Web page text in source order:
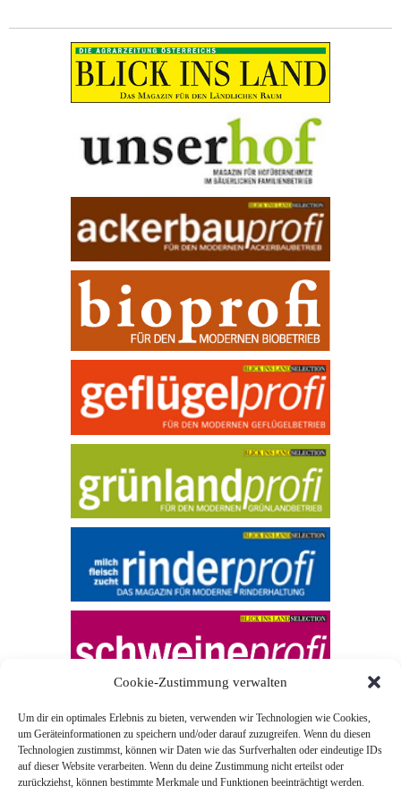
Cookie-Zustimmung verwalten
Um dir ein optimales Erlebnis zu bieten, verwenden wir Technologien wie Cookies,
um Geräteinformationen zu speichern und/oder darauf zuzugreifen. Wenn du diesen
Technologien zustimmst, können wir Daten wie das Surfverhalten oder eindeutige IDs
auf dieser Website verarbeiten. Wenn du deine Zustimmung nicht erteilst oder
zurückziehst, können bestimmte Merkmale und Funktionen beeinträchtigt werden.